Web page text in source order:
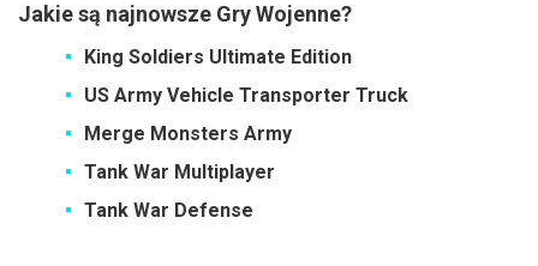
Jakie są najnowsze Gry Wojenne?
King Soldiers Ultimate Edition
US Army Vehicle Transporter Truck
Merge Monsters Army
Tank War Multiplayer
Tank War Defense